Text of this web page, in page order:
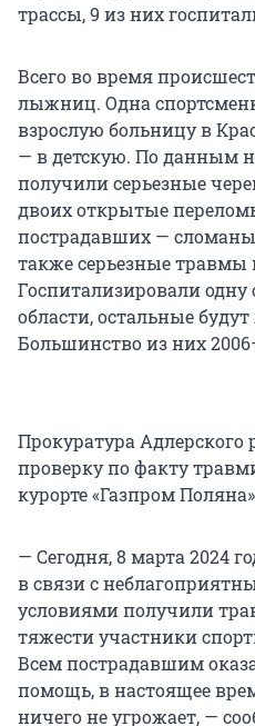
трассы, 9 из них
Всего во время
лыжниц. Одна
взрослую больницу в
— в детскую. По данным
получили серьезные
двоих открытые
пострадавших —
также серьезные травмы
Госпитализировали
области, остальные
Большинство из них
Прокуратура Адлерского
проверку по факту
курорте «Газпром
— Сегодня, 8 марта 2024
в связи с
условиями получили
тяжести участники
Всем пострадавшим
помощь, в настоящее
ничего не угрожает, —